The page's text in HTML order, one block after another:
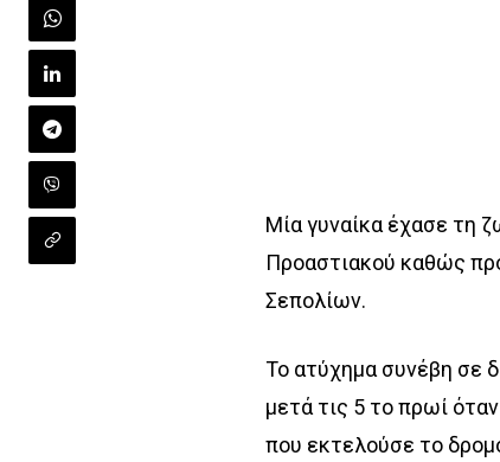
Μία γυναίκα έχασε τη
Προαστιακού καθώς
Σεπολίων.
Το ατύχημα συνέβη σε
μετά τις 5 το πρωί
που εκτελούσε το